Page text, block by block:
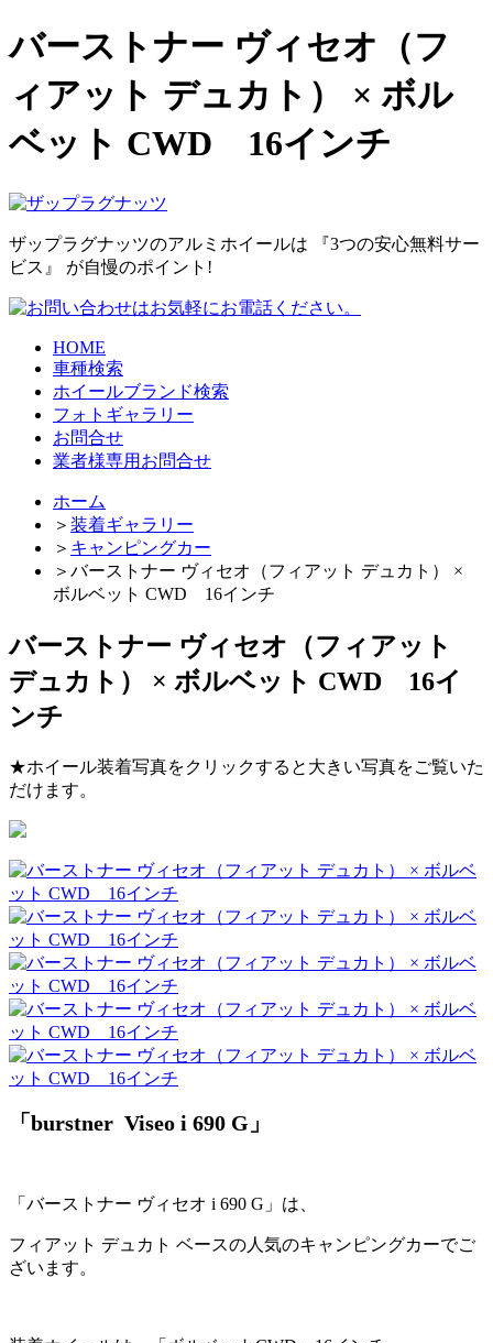
バーストナー ヴィセオ（フ
ィアット デュカト） × ボル
ベット CWD 16インチ
ザップラグナッツのアルミホイールは
『3つの安心無料サー
ビス』 が自慢のポイント!
HOME
車種検索
ホイールブランド検索
フォトギャラリー
お問合せ
業者様専用お問合せ
ホーム
＞ 装着ギャラリー
＞ キャンピングカー
＞ バーストナー ヴィセオ（フィアット デュカト） ×
ボルベット CWD 16インチ
バーストナー ヴィセオ（フィアット
デュカト） × ボルベット CWD 16イ
ンチ
★ホイール装着写真をクリックすると大きい写真をご覧いた
だけます。
「burstner Viseo i 690 G」
「バーストナー ヴィセオ i 690 G」は、
フィアット デュカト ベースの人気のキャンピングカーでご
ざいます。